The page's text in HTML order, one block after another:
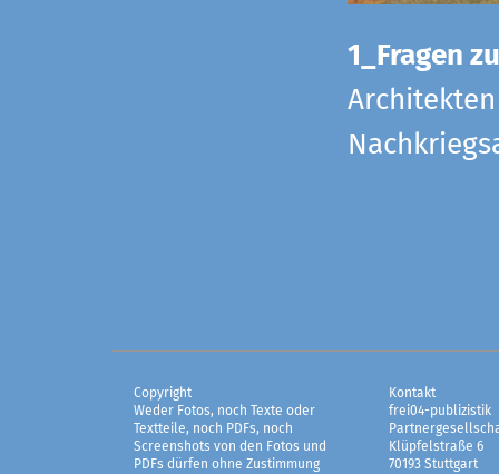
1_Fragen
Copyright
Weder Fotos, noch Texte oder
Textteile, noch PDFs, noch
Screenshots von den Fotos und
PDFs dürfen ohne Zustimmung
Kontakt
frei04-publizistik
Klüpfelstraße 6
70193 Stuttgart